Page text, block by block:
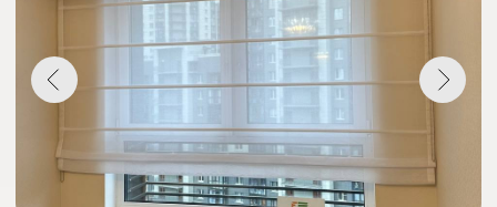
Характеристики
материал: базовый, стандарт и премиум
подъем вверх, складывание
в горизонтальные складки
крепление: в проем, на проем, на створку
управление:ручное, автоматическое, яндекс